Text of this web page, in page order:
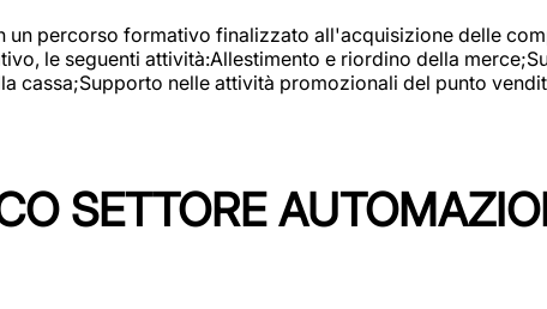
un percorso formativo finalizzato all'acquisizione delle
le seguenti attività:Allestimento e riordino della
cassa;Supporto nelle attività promozionali del punto
SETTORE